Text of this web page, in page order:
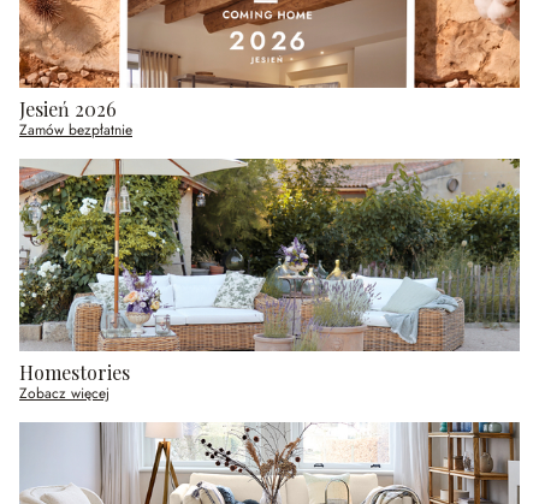
Jesień 2026
Zamów bezpłatnie
Homestories
Zobacz więcej